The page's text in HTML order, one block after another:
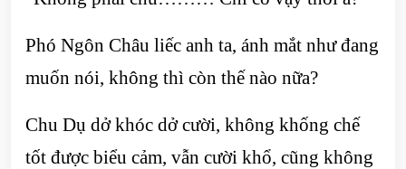
Phó Ngôn Châu liếc anh ta, ánh mắt như đang
muốn nói, không thì còn thế nào nữa?
Chu Dụ dở khóc dở cười, không khống chế
tốt được biểu cảm, vẫn cười khổ, cũng không